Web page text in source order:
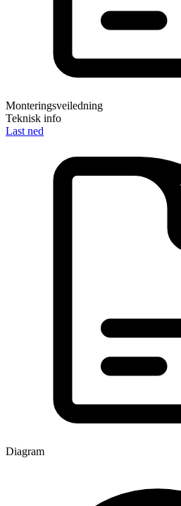
Monteringsveiledning
Teknisk info
Last ned
Diagram